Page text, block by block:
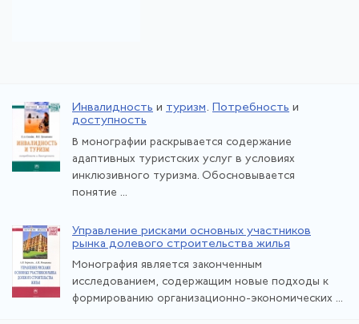
Инвалидность и туризм. Потребность и
доступность
В монографии раскрывается содержание
адаптивных туристских услуг в условиях
инклюзивного туризма. Обосновывается
понятие ...
Управление рисками основных участников
рынка долевого строительства жилья
Монография является законченным
исследованием, содержащим новые подходы к
формированию организационно-экономических ...